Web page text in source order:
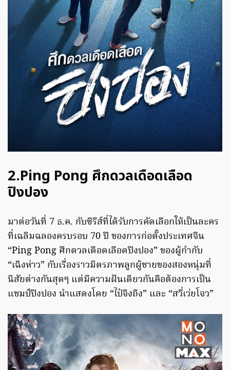
2.Ping Pong ศึกดวลเดือดเลือด
ปิงปอง
มาต่อวันที่ 7 ธ.ค. กับซีรีส์ที่ได้รับการคัดเลือกให้เป็นละคร
ที่เฉลิมฉลองครบรอบ 70 ปี ของการก่อตั้งประเทศจีน
“Ping Pong ศึกดวลเดือดเลือดปิงปอง” ของผู้กำกับ
“เฉิงห่าว” กับเรื่องราวมิตรภาพลูกผู้ชายของสองหนุ่มที่
นิสัยต่างกันสุดๆ แต่มีความฝันเดียวกันคือต้องการเป็น
แชมป์ปิงปอง นำแสดงโดย “ไป๋จิงถิง” และ “สวี่เว่ยโจว”